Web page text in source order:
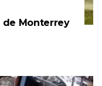
de Monterrey